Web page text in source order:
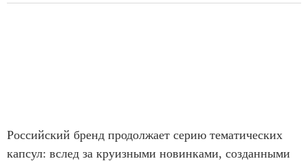
Российский бренд продолжает серию тематических
капсул: вслед за круизными новинками, созданными